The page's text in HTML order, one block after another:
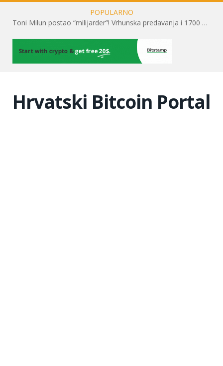
POPULARNO
Toni Milun postao “milijarder”! Vrhunska predavanja i 1700 posjetitelja obilježili su mjesec financijske pismenosti
Hrvatski Bitcoin Portal